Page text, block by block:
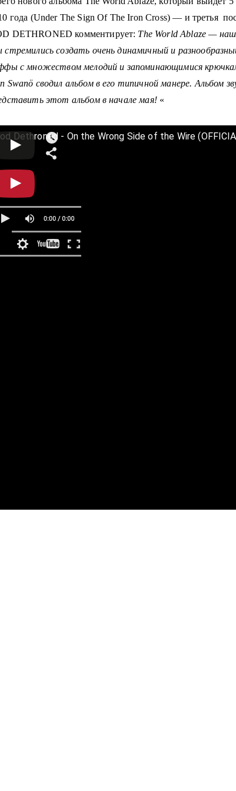
года (Under The Sign Of The Iron Cross)— и третья
DETHRONED комментирует: The World Ablaze —
создать очень динамичный и
с множеством мелодий и запоминающимися
Swanö сводил альбом в его типичной манере. Альбом
этот альбом в начале мая!«
Dethroned - On the Wrong Side of the Wire